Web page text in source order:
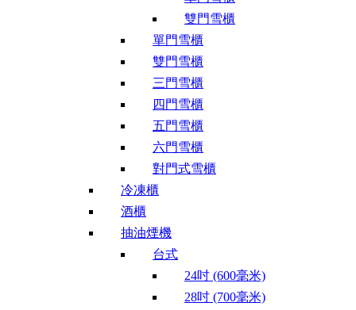
雙門雪櫃
單門雪櫃
雙門雪櫃
三門雪櫃
四門雪櫃
五門雪櫃
六門雪櫃
對門式雪櫃
冷凍櫃
酒櫃
抽油煙機
台式
24吋 (600毫米)
28吋 (700毫米)